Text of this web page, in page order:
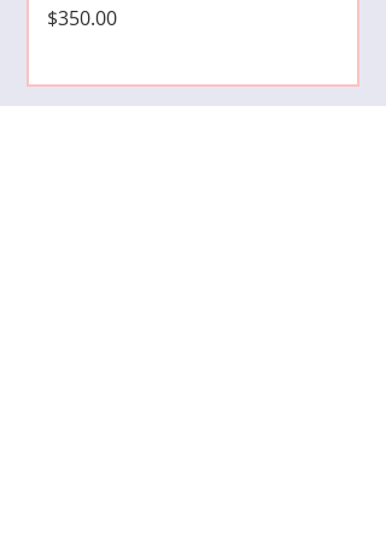
Precio
$350.00